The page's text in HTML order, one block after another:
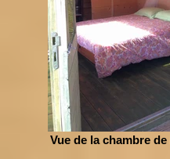
Vue de la chambre